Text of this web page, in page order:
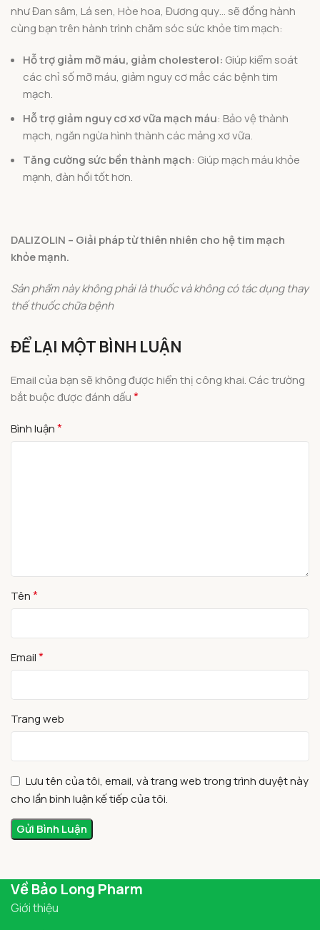
như Đan sâm, Lá sen, Hòe hoa, Đương quy… sẽ đồng hành
cùng bạn trên hành trình chăm sóc sức khỏe tim mạch:
Hỗ trợ giảm mỡ máu, giảm cholesterol: Giúp kiểm soát
các chỉ số mỡ máu, giảm nguy cơ mắc các bệnh tim
mạch.
Hỗ trợ giảm nguy cơ xơ vữa mạch máu: Bảo vệ thành
mạch, ngăn ngừa hình thành các mảng xơ vữa.
Tăng cường sức bền thành mạch: Giúp mạch máu khỏe
mạnh, đàn hồi tốt hơn.
DALIZOLIN – Giải pháp từ thiên nhiên cho hệ tim mạch
khỏe mạnh.
Sản phẩm này không phải là thuốc và không có tác dụng thay
thế thuốc chữa bệnh
ĐỂ LẠI MỘT BÌNH LUẬN
Email của bạn sẽ không được hiển thị công khai. Các trường
bắt buộc được đánh dấu*
Bình luận*
Tên*
Email*
Trang web
Lưu tên của tôi, email, và trang web trong trình duyệt này
cho lần bình luận kế tiếp của tôi.
Về Bảo Long Pharm
Giới thiệu